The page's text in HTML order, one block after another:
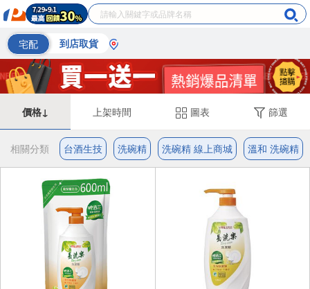
宅配 到店取貨
價格↓ 上架時間 圖表 篩選
相關分類 台酒生技 洗碗精 洗碗精 線上商城 溫和 洗碗精